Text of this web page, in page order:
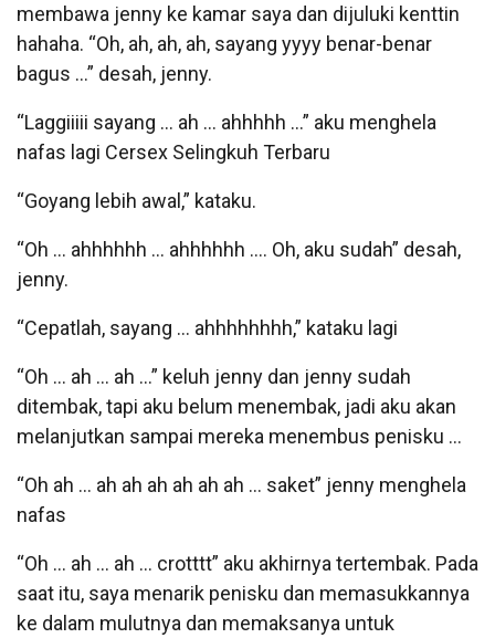
membawa jenny ke kamar saya dan dijuluki kenttin
hahaha. “Oh, ah, ah, ah, sayang yyyy benar-benar
bagus …” desah, jenny.
“Laggiiiii sayang … ah … ahhhhh …” aku menghela
nafas lagi Cersex Selingkuh Terbaru
“Goyang lebih awal,” kataku.
“Oh … ahhhhhh … ahhhhhh …. Oh, aku sudah” desah,
jenny.
“Cepatlah, sayang … ahhhhhhhh,” kataku lagi
“Oh … ah … ah …” keluh jenny dan jenny sudah
ditembak, tapi aku belum menembak, jadi aku akan
melanjutkan sampai mereka menembus penisku …
“Oh ah … ah ah ah ah ah ah … saket” jenny menghela
nafas
“Oh … ah … ah … crotttt” aku akhirnya tertembak. Pada
saat itu, saya menarik penisku dan memasukkannya
ke dalam mulutnya dan memaksanya untuk